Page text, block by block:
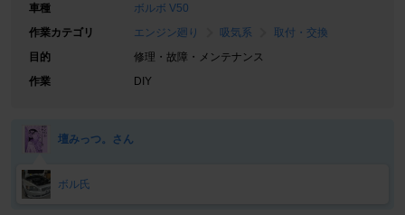
車種
ボルボ V50
作業カテゴリ
エンジン廻り 吸気系
取付・交換
目的
修理・故障・メンテナンス
作業
DIY
壇みっつ。さん
ボル氏